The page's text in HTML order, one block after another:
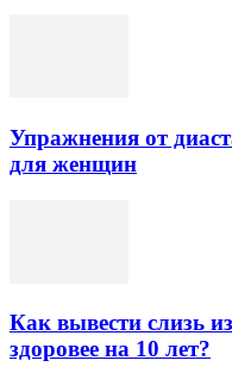
Упражнения от
для женщин
Как вывести слизь
здоровее на 10 лет?